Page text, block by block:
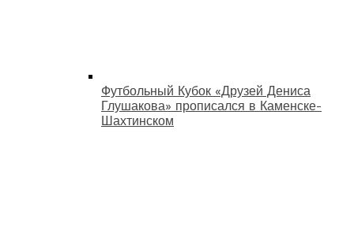
Футбольный Кубок «Друзей Дениса
Глушакова» прописался в Каменске-
Шахтинском